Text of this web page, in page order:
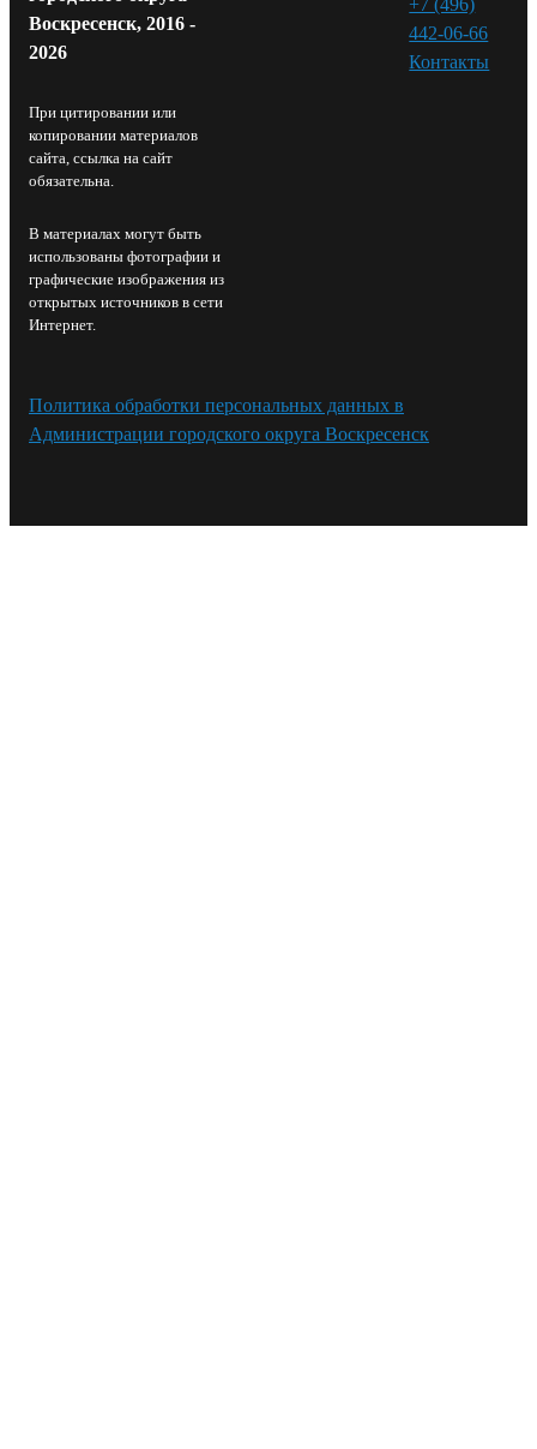
Воскресенск, 2016 -
2026
При цитировании или
копировании материалов
сайта, ссылка на сайт
обязательна.
В материалах могут быть
использованы фотографии и
графические изображения из
открытых источников в сети
Интернет.
442-06-66
Контакты⁠
Политика обработки персональных данных в
Администрации городского округа Воскресенск